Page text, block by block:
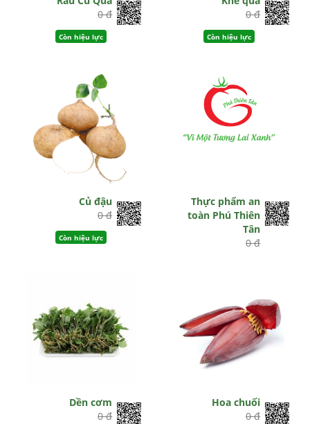
0 đ
Còn hiệu lực
0 đ
Còn hiệu lực
Củ đậu
0 đ
Còn hiệu lực
Thực phẩm an
toàn Phú Thiên
Tân
0 đ
Dền cơm
0 đ
Hoa chuối
0 đ